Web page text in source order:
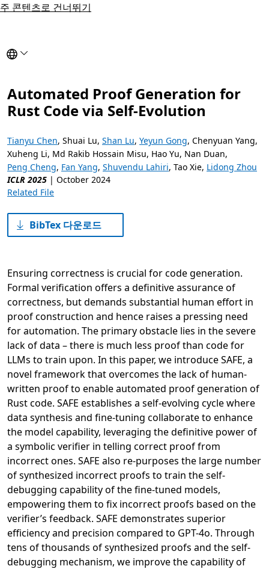
주 콘텐츠로 건너뛰기
Select to reload this page in the selected language.
Automated Proof Generation for
Rust Code via Self-Evolution
Tianyu Chen, Shuai Lu, Shan Lu, Yeyun Gong, Chenyuan Yang,
Xuheng Li, Md Rakib Hossain Misu, Hao Yu, Nan Duan,
Peng Cheng, Fan Yang, Shuvendu Lahiri, Tao Xie, Lidong Zhou
ICLR 2025 | October 2024
Related File
BibTex 다운로드
Ensuring correctness is crucial for code generation.
Formal verification offers a definitive assurance of
correctness, but demands substantial human effort in
proof construction and hence raises a pressing need
for automation. The primary obstacle lies in the severe
lack of data – there is much less proof than code for
LLMs to train upon. In this paper, we introduce SAFE, a
novel framework that overcomes the lack of human-
written proof to enable automated proof generation of
Rust code. SAFE establishes a self-evolving cycle where
data synthesis and fine-tuning collaborate to enhance
the model capability, leveraging the definitive power of
a symbolic verifier in telling correct proof from
incorrect ones. SAFE also re-purposes the large number
of synthesized incorrect proofs to train the self-
debugging capability of the fine-tuned models,
empowering them to fix incorrect proofs based on the
verifier’s feedback. SAFE demonstrates superior
efficiency and precision compared to GPT-4o. Through
tens of thousands of synthesized proofs and the self-
debugging mechanism, we improve the capability of